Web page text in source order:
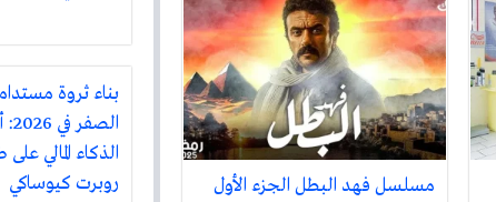
مسلسل فهد البطل الجزء الأول
بناء ثروة
الذكاء المالي
روبرت كيوساكي